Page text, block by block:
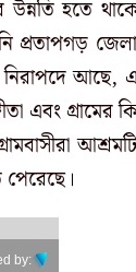
উন্নতি হতে
প্রতাপগড়
নিরাপদে আছে,
এবং গ্রামের
by: